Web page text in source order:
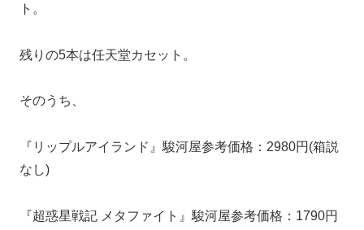
ト。
残りの5本は任天堂カセット。
そのうち、
『リップルアイランド』駿河屋参考価格：2980円(箱説
なし)
『超惑星戦記 メタファイト 』駿河屋参考価格：1790円